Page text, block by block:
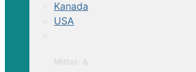
Kanada
USA